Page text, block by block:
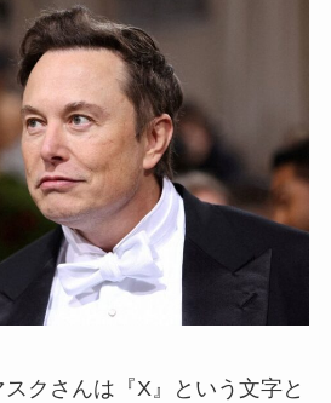
クさんは『X』という文字と